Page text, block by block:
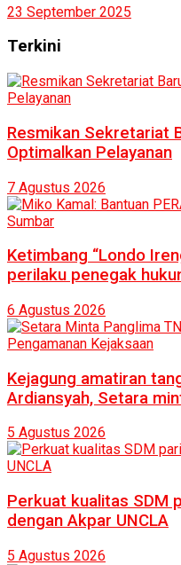
23 September 2025
Terkini
Resmikan Sekretariat
Optimalkan Pelayanan
7 Agustus 2026
Ketimbang “Londo
perilaku penegak
6 Agustus 2026
Kejagung amatiran
Ardiansyah, Setara
5 Agustus 2026
Perkuat kualitas SDM
dengan Akpar UNCLA
5 Agustus 2026